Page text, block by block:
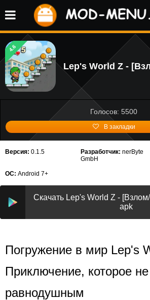
4.6
Lep's World Z -
Голосов: 5500
В закладки
Версия: 0.1.5 Разработчик: nerByte
GmbH
ОС: Android 7+
Скачать Lep's World Z -
apk
Погружение в мир Lep's
Приключение, которое
равнодушным